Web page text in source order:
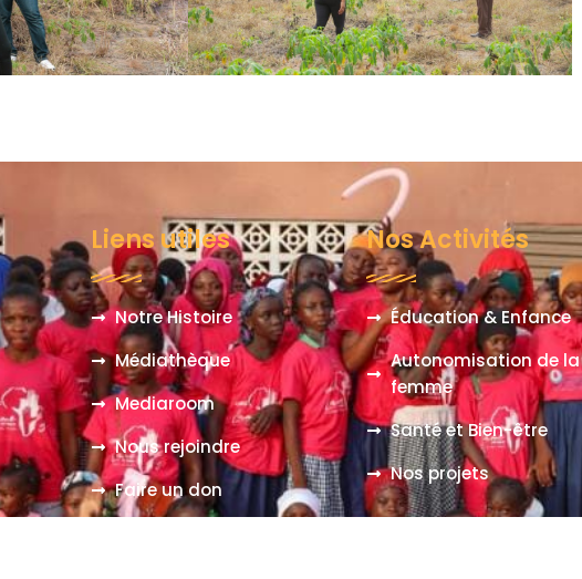
Liens utiles
Notre Histoire
Médiathèque
Mediaroom
Nous rejoindre
Faire un don
Nos Activités
Éducation & Enfance
Autonomisation de la
femme
Santé et Bien-être
Nos projets